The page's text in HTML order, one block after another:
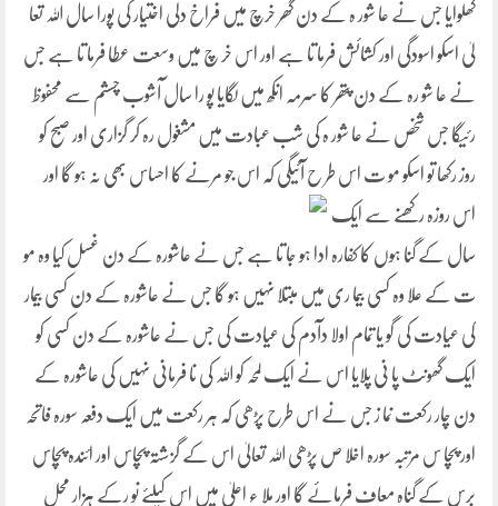
کھلوایا جس نے عا شور ہ کے دن گھر خرچ میں فراخ دلی اختیار کی پورا سال اللہ تعا
لیٰ اسکو اسودگی اور کشائش فرما تا ہے اور اس خر چ میں وسعت عطا فرما تا ہے جس
نے عا شو رہ کے دن پتھر کا سرمہ انکھ میں لگایا پو را سال آشوب چسشم سے محفوظ
رئیگا جس شخص نے عا شور ہ کی شب عبادت میں مشغول رہ کر گزاری اور صبح کو
روز رکھا تو اسکو مو ت اس طر ح آئیگی کہ اس جو مرنے کا احساس بھی نہ ہو گا اور
اس روزہ رکھنے سے ایک
سال کے گنا ہوں کا کفارہ ادا ہو جا تا ہے جس نے عاشورہ کے دن غسل کیا وہ مو
ت کے علا وہ کسی بیما ری میں مبتلا نہیں ہو گا جس نے عاشورہ کے دن کسی بیمار
کی عیادت کی گو یا تمام اولا دآدم کی عیادت کی جس نے عاشورہ کے دن کسی کو
ایک گھونٹ پا نی پلایا اس نے ایک لمحہ کو اللہ کی نا فرمانی نہیں کی عاشورہ کے
دن چار رکعت نما ز جس نے اس طرح پڑھی کہ ہر رکعت میں ایک دفعہ سورہ فاتحہ
اور پچا س مرتبہ سورہ اخلا ص پڑھی اللہ تعالیٰ اس کے گزشتہ پچاس اور ائندہ پچاس
برس کے گناہ معاف فرمائے گا اور ملا ء اعلیٰ میں اس کیلئے نو رکے ہزار محل